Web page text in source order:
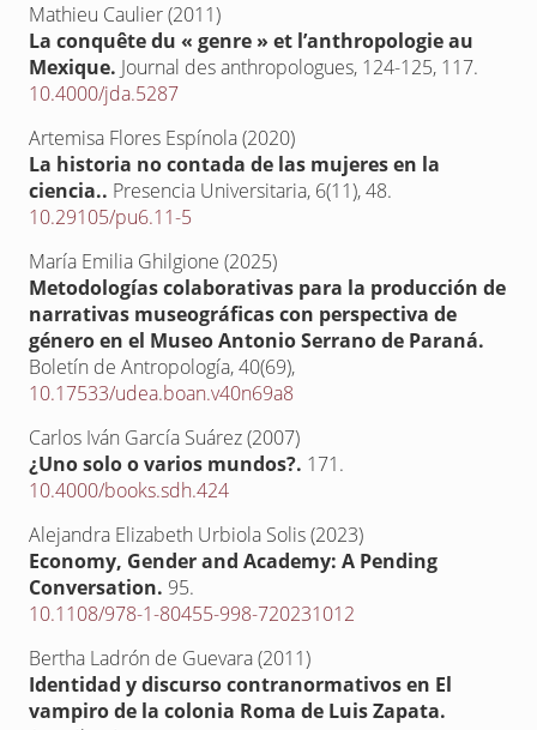
Mathieu Caulier (2011)
La conquête du « genre » et l’anthropologie au
Mexique. Journal des anthropologues, 124-125, 117.
10.4000/jda.5287
Artemisa Flores Espínola (2020)
La historia no contada de las mujeres en la
ciencia.. Presencia Universitaria, 6(11),48.
10.29105/pu6.11-5
María Emilia Ghilgione (2025)
Metodologías colaborativas para la producción de
narrativas museográficas con perspectiva de
género en el Museo Antonio Serrano de Paraná.
Boletín de Antropología,40(69),
10.17533/udea.boan.v40n69a8
Carlos Iván García Suárez (2007)
¿Uno solo o varios mundos?. 171.
10.4000/books.sdh.424
Alejandra Elizabeth Urbiola Solis (2023)
Economy, Gender and Academy: A Pending
Conversation. 95.
10.1108/978-1-80455-998-720231012
Bertha Ladrón de Guevara (2011)
Identidad y discurso contranormativos en El
vampiro de la colonia Roma de Luis Zapata.